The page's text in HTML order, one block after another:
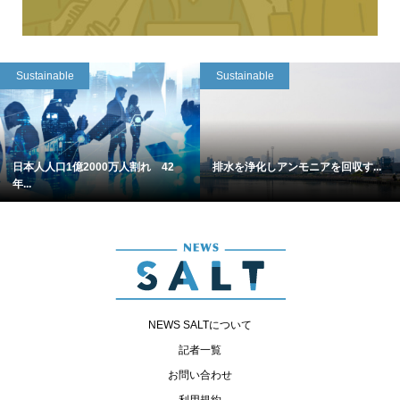
Sustainable
日本人人口1億2000万人割れ 42
年...
Sustainable
排水を浄化しアンモニアを回収す...
NEWS SALTについて
記者一覧
お問い合わせ